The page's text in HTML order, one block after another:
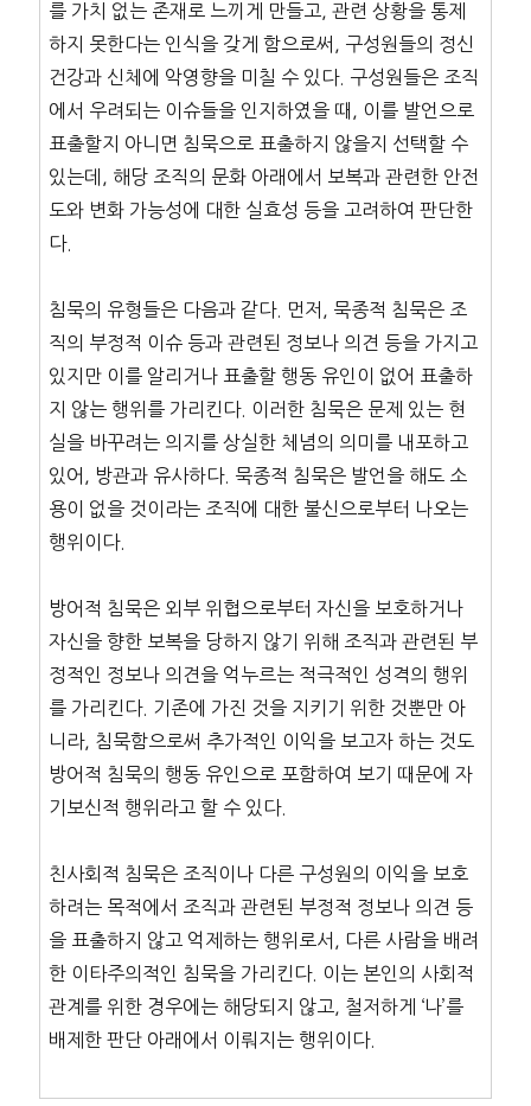
를 가치 없는 존재로 느끼게 만들고, 관련 상황을 통제
하지 못한다는 인식을 갖게 함으로써, 구성원들의 정신
건강과 신체에 악영향을 미칠 수 있다. 구성원들은 조직
에서 우려되는 이슈들을 인지하였을 때, 이를 발언으로
표출할지 아니면 침묵으로 표출하지 않을지 선택할 수
있는데, 해당 조직의 문화 아래에서 보복과 관련한 안전
도와 변화 가능성에 대한 실효성 등을 고려하여 판단한
다.
침묵의 유형들은 다음과 같다. 먼저, 묵종적 침묵은 조
직의 부정적 이슈 등과 관련된 정보나 의견 등을 가지고
있지만 이를 알리거나 표출할 행동 유인이 없어 표출하
지 않는 행위를 가리킨다. 이러한 침묵은 문제 있는 현
실을 바꾸려는 의지를 상실한 체념의 의미를 내포하고
있어, 방관과 유사하다. 묵종적 침묵은 발언을 해도 소
용이 없을 것이라는 조직에 대한 불신으로부터 나오는
행위이다.
방어적 침묵은 외부 위협으로부터 자신을 보호하거나
자신을 향한 보복을 당하지 않기 위해 조직과 관련된 부
정적인 정보나 의견을 억누르는 적극적인 성격의 행위
를 가리킨다. 기존에 가진 것을 지키기 위한 것뿐만 아
니라, 침묵함으로써 추가적인 이익을 보고자 하는 것도
방어적 침묵의 행동 유인으로 포함하여 보기 때문에 자
기보신적 행위라고 할 수 있다.
친사회적 침묵은 조직이나 다른 구성원의 이익을 보호
하려는 목적에서 조직과 관련된 부정적 정보나 의견 등
을 표출하지 않고 억제하는 행위로서, 다른 사람을 배려
한 이타주의적인 침묵을 가리킨다. 이는 본인의 사회적
관계를 위한 경우에는 해당되지 않고, 철저하게 ‘나’를
배제한 판단 아래에서 이뤄지는 행위이다.